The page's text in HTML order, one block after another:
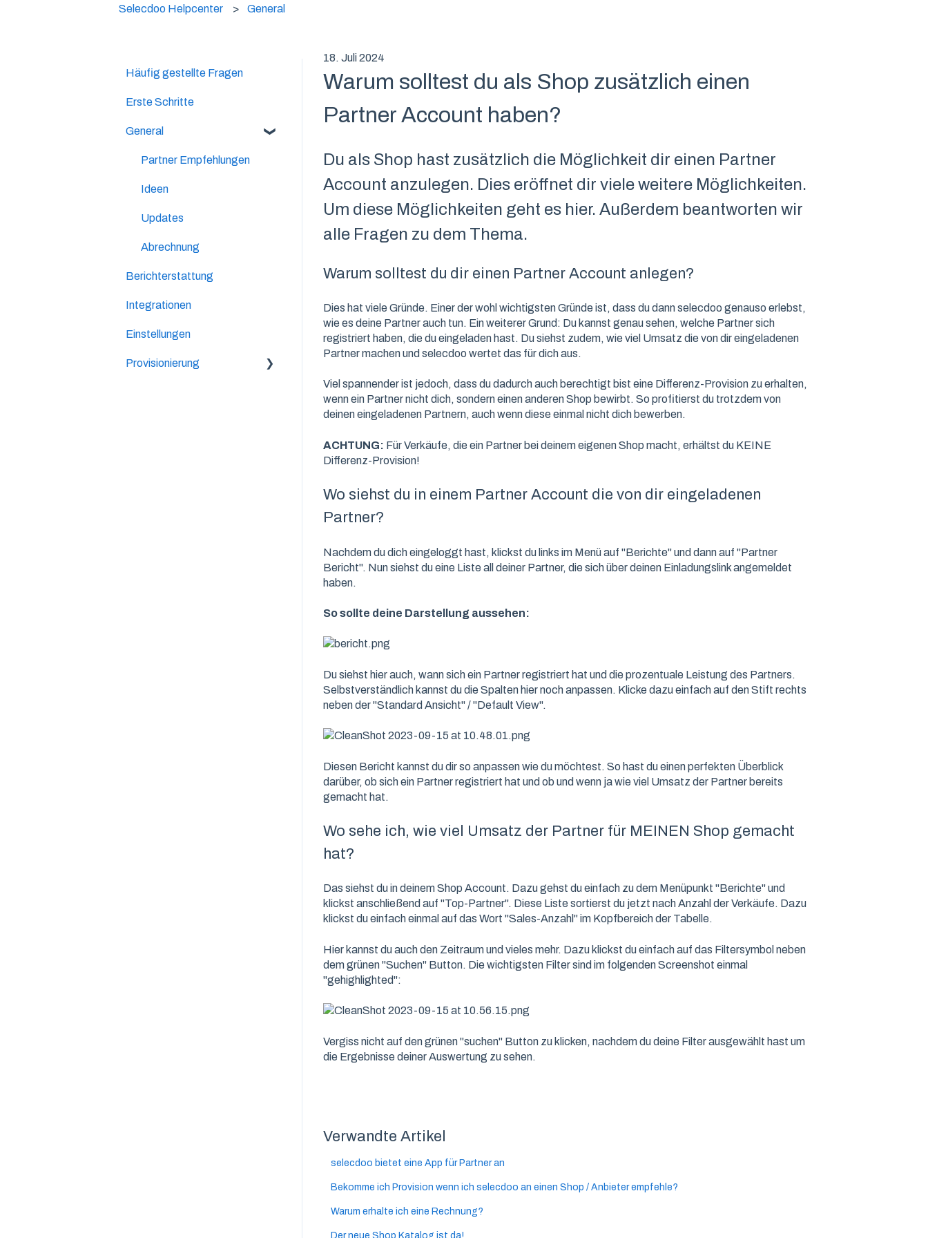
Selecdoo Helpcenter General
18. Juli 2024
Warum solltest du als Shop zusätzlich einen
Partner Account haben?
Du als Shop hast zusätzlich die Möglichkeit dir einen Partner
Account anzulegen. Dies eröffnet dir viele weitere Möglichkeiten.
Um diese Möglichkeiten geht es hier. Außerdem beantworten wir
alle Fragen zu dem Thema.
Warum solltest du dir einen Partner Account anlegen?
Dies hat viele Gründe. Einer der wohl wichtigsten Gründe ist, dass du dann selecdoo genauso erlebst,
wie es deine Partner auch tun. Ein weiterer Grund: Du kannst genau sehen, welche Partner sich
registriert haben, die du eingeladen hast. Du siehst zudem, wie viel Umsatz die von dir eingeladenen
Partner machen und selecdoo wertet das für dich aus.
Viel spannender ist jedoch, dass du dadurch auch berechtigt bist eine Differenz-Provision zu erhalten,
wenn ein Partner nicht dich, sondern einen anderen Shop bewirbt. So profitierst du trotzdem von
deinen eingeladenen Partnern, auch wenn diese einmal nicht dich bewerben.
ACHTUNG: Für Verkäufe, die ein Partner bei deinem eigenen Shop macht, erhältst du KEINE
Differenz-Provision!
Wo siehst du in einem Partner Account die von dir eingeladenen
Partner?
Nachdem du dich eingeloggt hast, klickst du links im Menü auf "Berichte" und dann auf "Partner
Bericht". Nun siehst du eine Liste all deiner Partner, die sich über deinen Einladungslink angemeldet
haben.
So sollte deine Darstellung aussehen:
Du siehst hier auch, wann sich ein Partner registriert hat und die prozentuale Leistung des Partners.
Selbstverständlich kannst du die Spalten hier noch anpassen. Klicke dazu einfach auf den Stift rechts
neben der "Standard Ansicht" / "Default View".
Diesen Bericht kannst du dir so anpassen wie du möchtest. So hast du einen perfekten Überblick
darüber, ob sich ein Partner registriert hat und ob und wenn ja wie viel Umsatz der Partner bereits
gemacht hat.
Wo sehe ich, wie viel Umsatz der Partner für MEINEN Shop gemacht
hat?
Das siehst du in deinem Shop Account. Dazu gehst du einfach zu dem Menüpunkt "Berichte" und
klickst anschließend auf "Top-Partner". Diese Liste sortierst du jetzt nach Anzahl der Verkäufe. Dazu
klickst du einfach einmal auf das Wort "Sales-Anzahl" im Kopfbereich der Tabelle.
Hier kannst du auch den Zeitraum und vieles mehr. Dazu klickst du einfach auf das Filtersymbol neben
dem grünen "Suchen" Button. Die wichtigsten Filter sind im folgenden Screenshot einmal
"gehighlighted":
Vergiss nicht auf den grünen "suchen" Button zu klicken, nachdem du deine Filter ausgewählt hast um
die Ergebnisse deiner Auswertung zu sehen.
Verwandte Artikel
selecdoo bietet eine App für Partner an
Bekomme ich Provision wenn ich selecdoo an einen Shop / Anbieter empfehle?
Warum erhalte ich eine Rechnung?
Der neue Shop Katalog ist da!
Häufig gestellte Fragen
Erste Schritte
General
Partner Empfehlungen
Ideen
Updates
Abrechnung
Berichterstattung
Integrationen
Einstellungen
Provisionierung